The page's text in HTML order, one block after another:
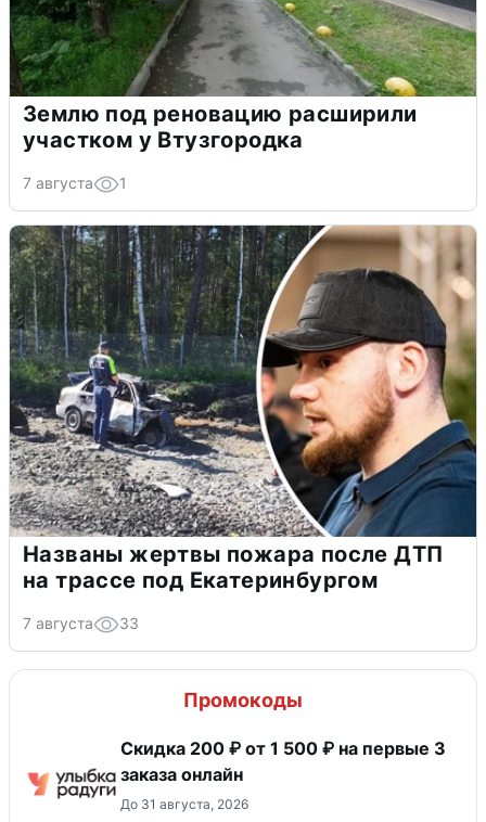
Землю под реновацию расширили
участком у Втузгородка
7 августа 1
Названы жертвы пожара после ДТП
на трассе под Екатеринбургом
7 августа 33
Промокоды
Скидка 200 ₽ от 1 500 ₽ на первые 3
заказа онлайн
До 31 августа, 2026